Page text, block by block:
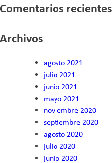
Comentarios recientes
Archivos
agosto 2021
julio 2021
junio 2021
mayo 2021
noviembre 2020
septiembre 2020
agosto 2020
julio 2020
junio 2020